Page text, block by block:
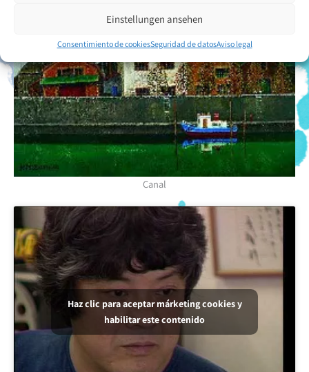
Einstellungen ansehen
Consentimiento de cookiesSeguridad de datosAviso legal
Canal
Haz clic para aceptar márketing cookies y
habilitar este contenido